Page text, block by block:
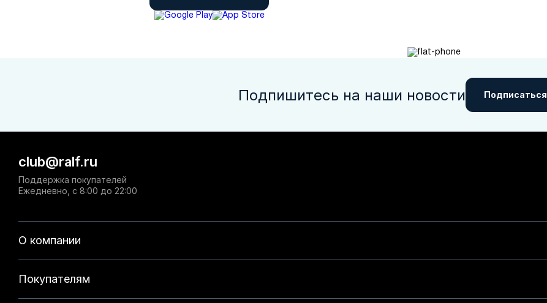
Подпишитесь на наши новости Подписаться
О компании
Покупателям
club@ralf.ru
Поддержка покупателей
Ежедневно, с 8:00 до 22:00